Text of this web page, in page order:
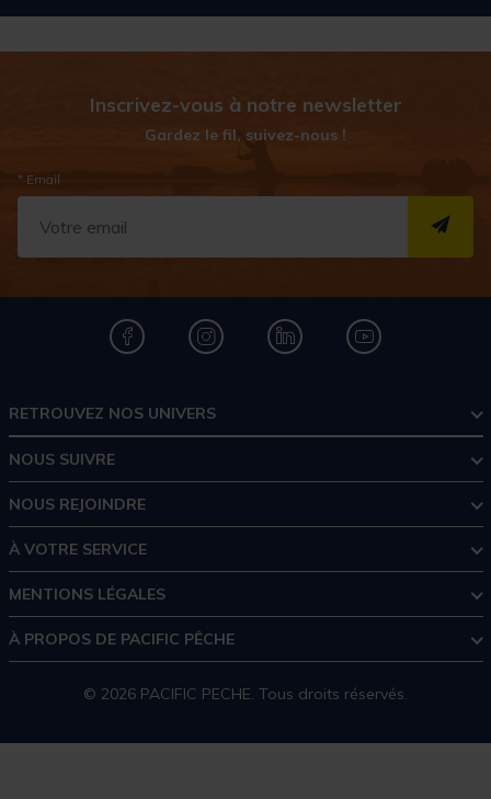
Inscrivez-vous à notre newsletter
Gardez le fil, suivez-nous !
* Email
RETROUVEZ NOS UNIVERS
NOUS SUIVRE
NOUS REJOINDRE
À VOTRE SERVICE
MENTIONS LÉGALES
À PROPOS DE PACIFIC PÊCHE
© 2026 PACIFIC PECHE. Tous droits réservés.